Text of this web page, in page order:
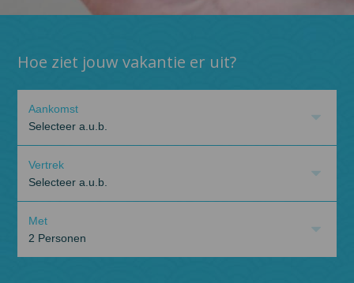
Hoe ziet jouw vakantie er uit?
Aankomst
Selecteer a.u.b.
Vertrek
Selecteer a.u.b.
Met
2 Personen